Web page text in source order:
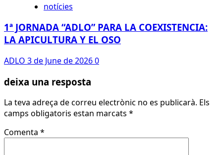
notícies
1ª JORNADA “ADLO” PARA LA COEXISTENCIA:
LA APICULTURA Y EL OSO
ADLO 3 de June de 20260
deixa una resposta
La teva adreça de correu electrònic no es publicarà. Els
camps obligatoris estan marcats *
Comenta *